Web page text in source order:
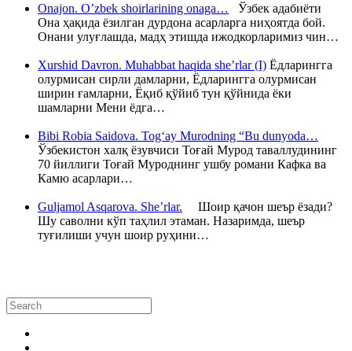
Onajon. O’zbek shoirlarining onaga… Ўзбек адабиёти
Она ҳақида ёзилган дурдона асарларга ниҳоятда бой.
Онани улуғлашда, мадҳ этишда ижодкорларимиз чин…
Xurshid Davron. Muhabbat haqida she’rlar (I) Ёдларингга
олурмисан сирли дамларни, Ёдларингга олурмисан
ширин ғамларни, Ёқиб қўйиб тун қўйнида ёки
шамларни Мени ёдга…
Bibi Robia Saidova. Tog‘ay Murodning “Bu dunyoda…
Ўзбекистон халқ ёзувчиси Тоғай Мурод таваллудининг
70 йиллиги Тоғай Муроднинг ушбу романи Кафка ва
Камю асарлари…
Guljamol Asqarova. She’rlar. Шоир қачон шеър ёзади?
Шу саволни кўп таҳлил этаман. Назаримда, шеър
туғилиши учун шоир руҳини…